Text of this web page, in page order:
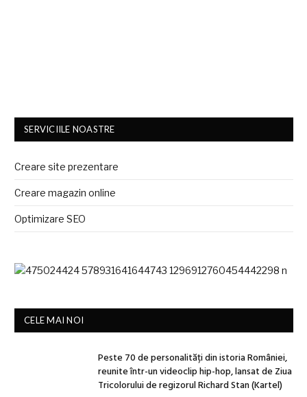
SERVICIILE NOASTRE
Creare site prezentare
Creare magazin online
Optimizare SEO
CELE MAI NOI
Peste 70 de personalități din istoria României,
reunite într-un videoclip hip-hop, lansat de Ziua
Tricolorului de regizorul Richard Stan (Kartel)